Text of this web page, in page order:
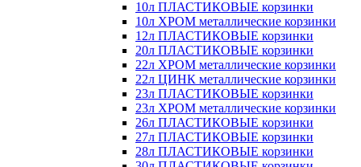
10л ПЛАСТИКОВЫЕ корзинки
10л ХРОМ металлические корзинки
12л ПЛАСТИКОВЫЕ корзинки
20л ПЛАСТИКОВЫЕ корзинки
22л ХРОМ металлические корзинки
22л ЦИНК металлические корзинки
23л ПЛАСТИКОВЫЕ корзинки
23л ХРОМ металлические корзинки
26л ПЛАСТИКОВЫЕ корзинки
27л ПЛАСТИКОВЫЕ корзинки
28л ПЛАСТИКОВЫЕ корзинки